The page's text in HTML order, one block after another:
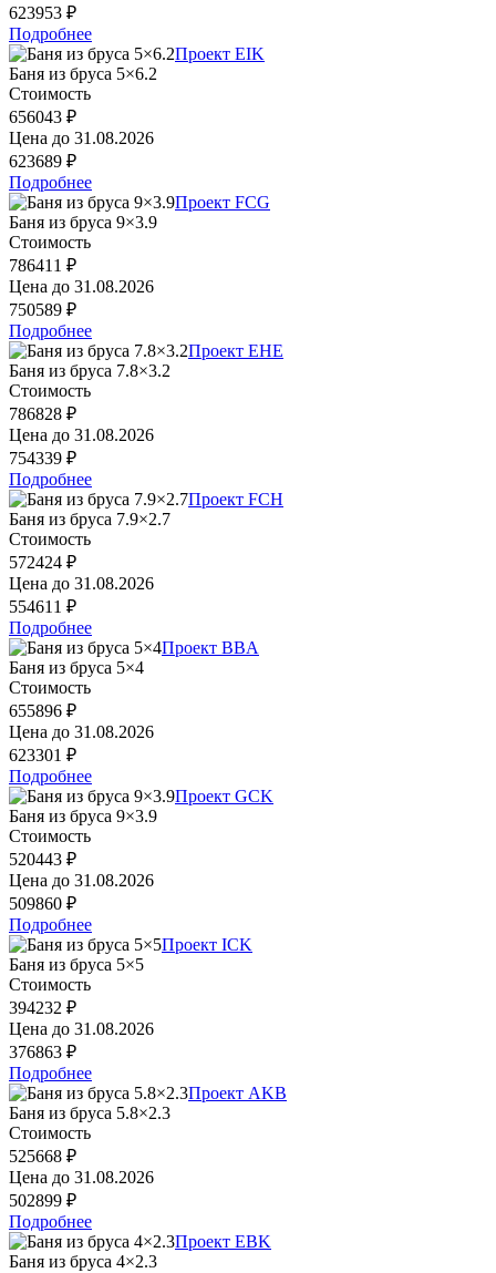
623953 ₽
Подробнее
Проект EIK
Баня из бруса 5×6.2
Стоимость
656043 ₽
Цена до 31.08.2026
623689 ₽
Подробнее
Проект FCG
Баня из бруса 9×3.9
Стоимость
786411 ₽
Цена до 31.08.2026
750589 ₽
Подробнее
Проект EHE
Баня из бруса 7.8×3.2
Стоимость
786828 ₽
Цена до 31.08.2026
754339 ₽
Подробнее
Проект FCH
Баня из бруса 7.9×2.7
Стоимость
572424 ₽
Цена до 31.08.2026
554611 ₽
Подробнее
Проект BBA
Баня из бруса 5×4
Стоимость
655896 ₽
Цена до 31.08.2026
623301 ₽
Подробнее
Проект GCK
Баня из бруса 9×3.9
Стоимость
520443 ₽
Цена до 31.08.2026
509860 ₽
Подробнее
Проект ICK
Баня из бруса 5×5
Стоимость
394232 ₽
Цена до 31.08.2026
376863 ₽
Подробнее
Проект AKB
Баня из бруса 5.8×2.3
Стоимость
525668 ₽
Цена до 31.08.2026
502899 ₽
Подробнее
Проект EBK
Баня из бруса 4×2.3